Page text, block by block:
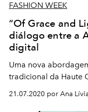
FASHION WEEK
“Of Grace and
diálogo entre a
digital
Uma nova
tradicional da Haute
21.07.2020 por Ana